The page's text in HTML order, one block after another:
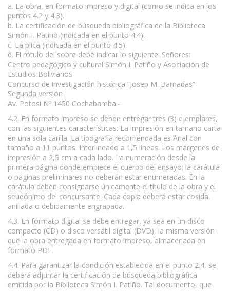
a. La obra, en formato impreso y digital (como se indica en los
puntos 4.2 y 4.3).
b. La certificación de búsqueda bibliográfica de la Biblioteca
Simón I. Patiño (indicada en el punto 4.4).
c. La plica (indicada en el punto 4.5).
d. El rótulo del sobre debe indicar lo siguiente: Señores:
Centro pedagógico y cultural Simón I. Patiño y Asociación de
Estudios Bolivianos
Concurso de investigación histórica “Josep M. Barnadas”-
Segunda versión
Av. Potosí Nº 1450 Cochabamba.-
4.2. En formato impreso se deben entregar tres (3) ejemplares,
con las siguientes características: La impresión en tamaño carta
en una sola carilla. La tipografía recomendada es Arial con
tamaño a 11 puntos. Interlineado a 1,5 líneas. Los márgenes de
impresión a 2,5 cm a cada lado. La numeración desde la
primera página donde empiece el cuerpo del ensayo; la carátula
o páginas preliminares no deberán estar enumeradas. En la
carátula deben consignarse únicamente el título de la obra y el
seudónimo del concursante. Cada copia deberá estar cosida,
anillada o debidamente engrapada.
4.3. En formato digital se debe entregar, ya sea en un disco
compacto (CD) o disco versátil digital (DVD), la misma versión
que la obra entregada en formato impreso, almacenada en
formato PDF.
4.4. Para garantizar la condición establecida en el punto 2.4, se
deberá adjuntar la certificación de búsqueda bibliográfica
emitida por la Biblioteca Simón I. Patiño. Tal documento, que